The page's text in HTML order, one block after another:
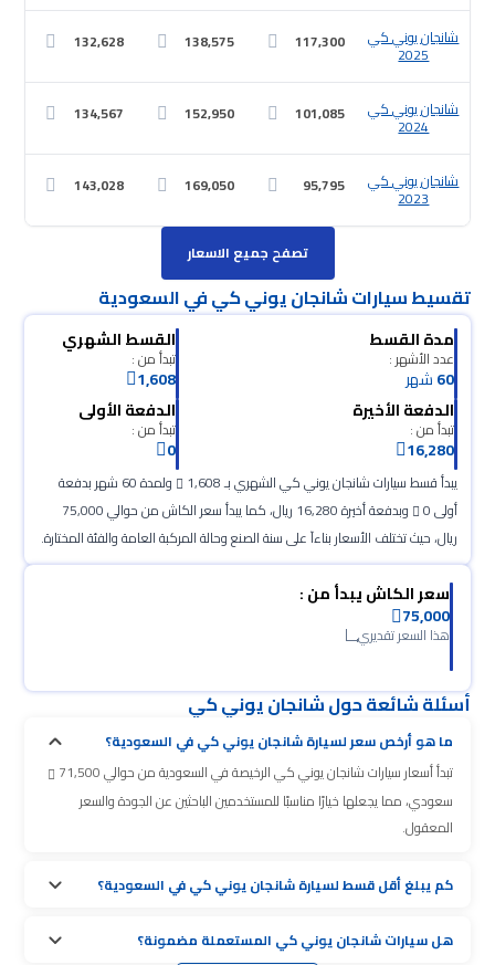
شانجان يوني كي
2025
117,300
138,575
132,628
شانجان يوني كي
2024
101,085
152,950
134,567
شانجان يوني كي
2023
95,795
169,050
143,028
تصفح جميع الاسعار
تقسيط سيارات شانجان يوني كي في السعودية
مدة القسط
عدد الأشهر :
60شهر
القسط الشهري
تبدأ من :
1,608
الدفعة الأخيرة
تبدأ من :
16,280
الدفعة الأولى
تبدأ من :
0
يبدأ قسط سيارات شانجان يوني كي الشهري بـ 1,608
ولمدة 60 شهر بدفعة
أولى 0
وبدفعة أخيرة 16,280 ريال، كما يبدأ سعر الكاش من حوالي 75,000
ريال، حيث تختلف الأسعار بناءآ على سنة الصنع وحالة المركبة العامة والفئة المختارة.
سعر الكاش يبدأ من :
75,000
هذا السعر تقديري
أسئلة شائعة حول شانجان يوني كي
ما هو أرخص سعر لسيارة شانجان يوني كي في السعودية؟
تبدأ أسعار سيارات شانجان يوني كي الرخيصة في السعودية من حوالي 71,500
سعودي، مما يجعلها خيارًا مناسبًا للمستخدمين الباحثين عن الجودة والسعر
المعقول.
كم يبلغ أقل قسط لسيارة شانجان يوني كي في السعودية؟
هل سيارات شانجان يوني كي المستعملة مضمونة؟